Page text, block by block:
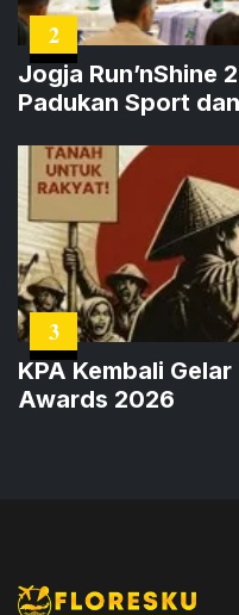
2
Jogja Run’nShine
Padukan Sport
3
KPA Kembali
Awards 2026